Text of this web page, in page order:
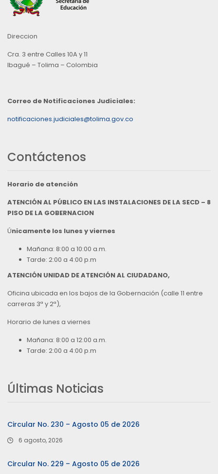
Direccion
Cra. 3 entre Calles 10A y 11
Ibagué – Tolima – Colombia
Correo de Notificaciones Judiciales:
notificaciones.judiciales@tolima.gov.co
Contáctenos
Horario de atención
ATENCIÓN AL PÚBLICO EN LAS INSTALACIONES DE LA SECD – 8
PISO DE LA GOBERNACION
Únicamente los lunes y viernes
Mañana: 8:00 a 10:00 a.m.
Tarde: 2:00 a 4:00 p.m
ATENCIÓN UNIDAD DE ATENCIÓN AL CIUDADANO,
Oficina ubicada en los bajos de la Gobernación (calle 11 entre
carreras 3ª y 2ª),
Horario de lunes a viernes
Mañana: 8:00 a 12:00 a.m.
Tarde: 2:00 a 4:00 p.m
Últimas Noticias
Circular No. 230 – Agosto 05 de 2026
6 agosto, 2026
Circular No. 229 – Agosto 05 de 2026